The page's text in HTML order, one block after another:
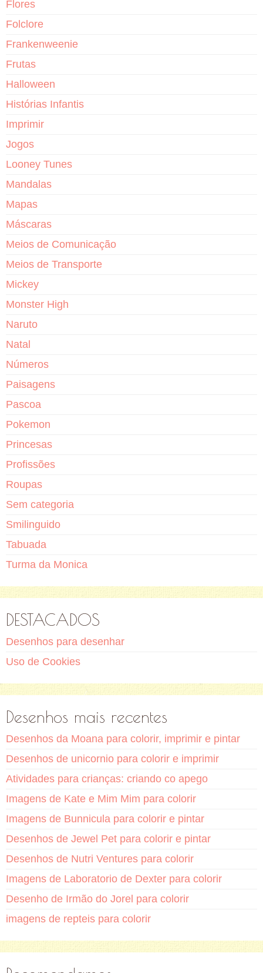
Flores
Folclore
Frankenweenie
Frutas
Halloween
Histórias Infantis
Imprimir
Jogos
Looney Tunes
Mandalas
Mapas
Máscaras
Meios de Comunicação
Meios de Transporte
Mickey
Monster High
Naruto
Natal
Números
Paisagens
Pascoa
Pokemon
Princesas
Profissões
Roupas
Sem categoria
Smilinguido
Tabuada
Turma da Monica
DESTACADOS
Desenhos para desenhar
Uso de Cookies
Desenhos mais recentes
Desenhos da Moana para colorir, imprimir e pintar
Desenhos de unicornio para colorir e imprimir
Atividades para crianças: criando co apego
Imagens de Kate e Mim Mim para colorir
Imagens de Bunnicula para colorir e pintar
Desenhos de Jewel Pet para colorir e pintar
Desenhos de Nutri Ventures para colorir
Imagens de Laboratorio de Dexter para colorir
Desenho de Irmão do Jorel para colorir
imagens de repteis para colorir